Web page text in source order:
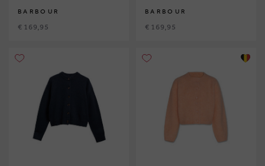
BARBOUR
€ 169,95
BARBOUR
€ 169,95